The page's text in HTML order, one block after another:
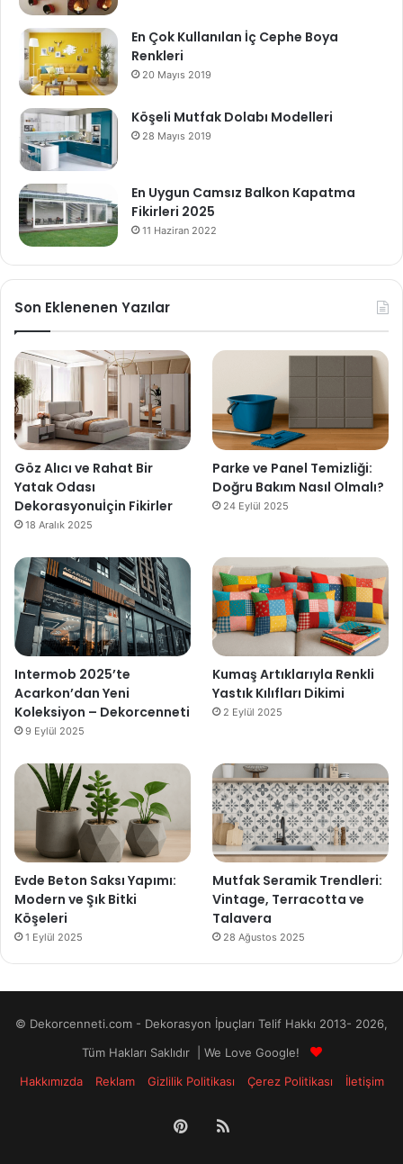
En Çok Kullanılan İç Cephe Boya
Renkleri
20 Mayıs 2019
Köşeli Mutfak Dolabı Modelleri
28 Mayıs 2019
En Uygun Camsız Balkon Kapatma
Fikirleri 2025
11 Haziran 2022
Son Eklenenen Yazılar
Göz Alıcı ve Rahat Bir
Yatak Odası
Dekorasyonuİçin Fikirler
18 Aralık 2025
Parke ve Panel Temizliği:
Doğru Bakım Nasıl Olmalı?
24 Eylül 2025
Intermob 2025’te
Acarkon’dan Yeni
Koleksiyon – Dekorcenneti
9 Eylül 2025
Kumaş Artıklarıyla Renkli
Yastık Kılıfları Dikimi
2 Eylül 2025
Evde Beton Saksı Yapımı:
Modern ve Şık Bitki
Köşeleri
1 Eylül 2025
Mutfak Seramik Trendleri:
Vintage, Terracotta ve
Talavera
28 Ağustos 2025
© Dekorcenneti.com - Dekorasyon İpuçları Telif Hakkı 2013- 2026,
Tüm Hakları Saklıdır | We Love Google!
Hakkımızda
Reklam Gizlilik Politikası Çerez Politikası İletişim
Pinterest